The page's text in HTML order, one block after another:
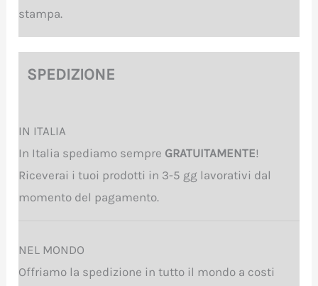
stampa.
SPEDIZIONE
IN ITALIA
In Italia spediamo sempre GRATUITAMENTE!
Riceverai i tuoi prodotti in 3-5 gg lavorativi dal
momento del pagamento.
NEL MONDO
Offriamo la spedizione in tutto il mondo a costi